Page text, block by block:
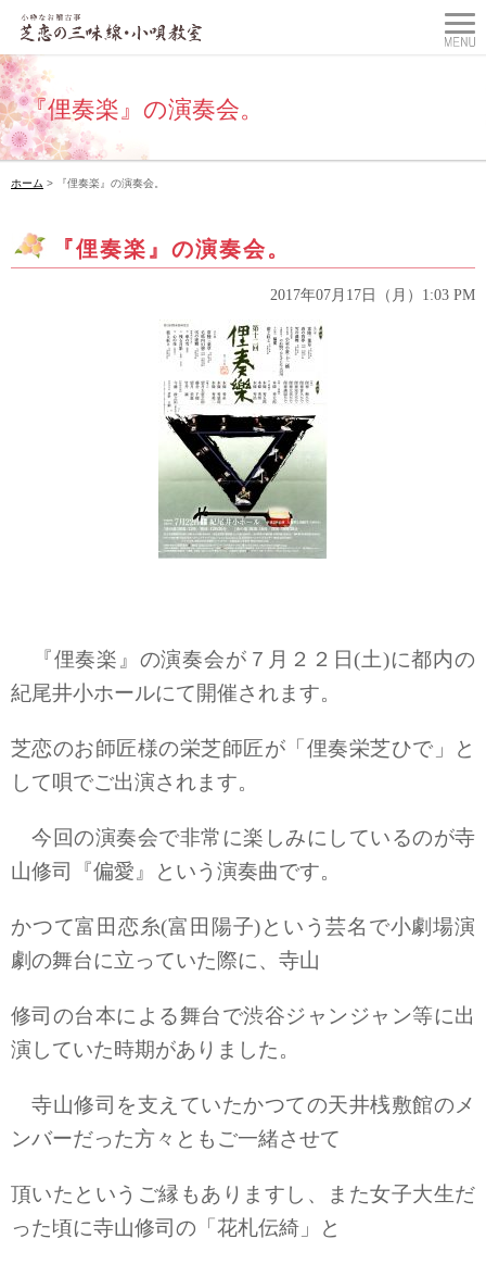
『俚奏楽』の演奏会。
ホーム > 『俚奏楽』の演奏会。
『俚奏楽』の演奏会。
2017年07月17日（月）1:03 PM
『俚奏楽』の演奏会が７月２２日(土)に都内の
紀尾井小ホールにて開催されます。
芝恋のお師匠様の栄芝師匠が「俚奏栄芝ひで」と
して唄でご出演されます。
今回の演奏会で非常に楽しみにしているのが寺
山修司『偏愛』という演奏曲です。
かつて富田恋糸(富田陽子)という芸名で小劇場演
劇の舞台に立っていた際に、寺山
修司の台本による舞台で渋谷ジャンジャン等に出
演していた時期がありました。
寺山修司を支えていたかつての天井桟敷館のメ
ンバーだった方々ともご一緒させて
頂いたというご縁もありますし、また女子大生だ
った頃に寺山修司の「花札伝綺」と